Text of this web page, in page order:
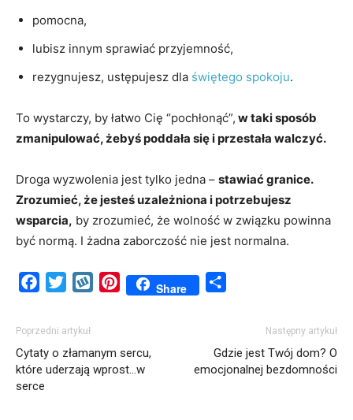
pomocna,
lubisz innym sprawiać przyjemność,
rezygnujesz, ustępujesz dla świętego spokoju.
To wystarczy, by łatwo Cię “pochłonąć”, w taki sposób
zmanipulować, żebyś poddała się i przestała walczyć.
Droga wyzwolenia jest tylko jedna – stawiać granice.
Zrozumieć, że jesteś uzależniona i potrzebujesz
wsparcia, by zrozumieć, że wolność w związku powinna
być normą. I żadna zaborczość nie jest normalna.
FacebookTwitterWykopPinterestShare
Poprzedni artykuł
Cytaty o złamanym sercu,
które uderzają wprost…w
serce
Następny artykuł
Gdzie jest Twój dom? O
emocjonalnej bezdomności